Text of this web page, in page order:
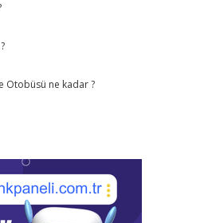
Otobüsü ne kadar ?